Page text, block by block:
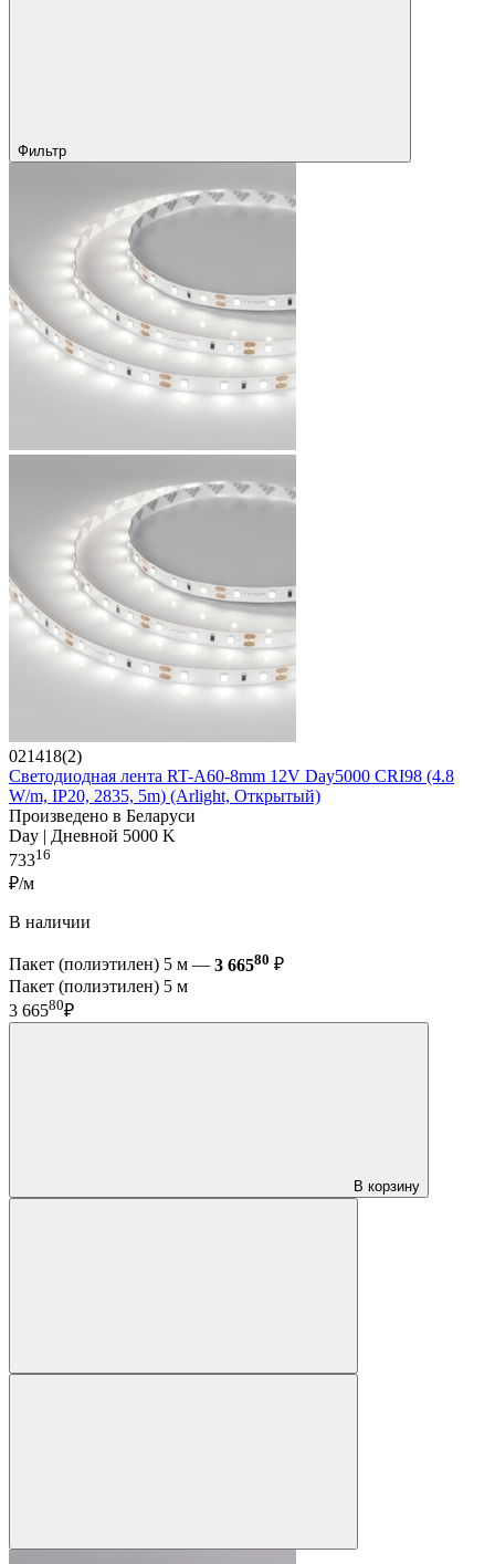
Фильтр
021418(2)
Светодиодная лента RT-A60-8mm 12V Day5000 CRI98 (4.8
W/m, IP20, 2835, 5m) (Arlight, Открытый)
Произведено в Беларуси
Day | Дневной 5000 K
73316
₽/м
В наличии
Пакет (полиэтилен) 5 м — 3 66580 ₽
Пакет (полиэтилен) 5 м
3 66580₽
В корзину